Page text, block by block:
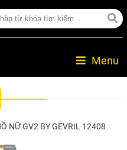
Menu
NỮ GV2 BY GEVRIL 12408